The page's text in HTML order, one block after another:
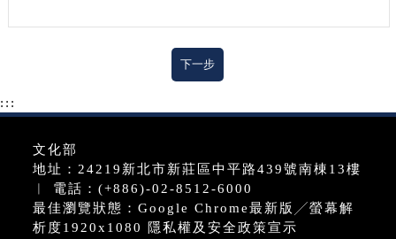
:::
文化部
地址：24219新北市新莊區中平路439號南棟13樓
︱ 電話：(+886)-02-8512-6000
最佳瀏覽狀態：Google Chrome最新版╱螢幕解
析度1920x1080 隱私權及安全政策宣示